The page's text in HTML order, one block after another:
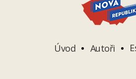
Úvod Autoři